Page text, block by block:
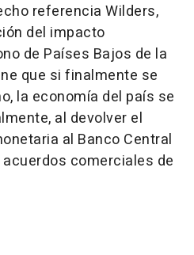
referencia Wilders,
del impacto
de Países Bajos de la
que si finalmente se
la economía del país se
al devolver el
al Banco Central
comerciales de